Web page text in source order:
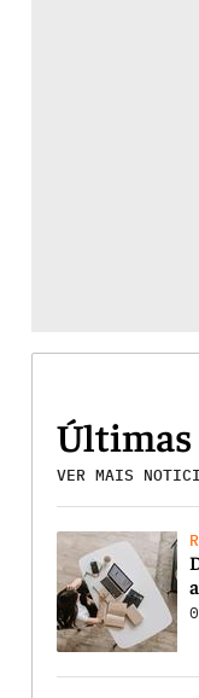
Últimas
VER MAIS